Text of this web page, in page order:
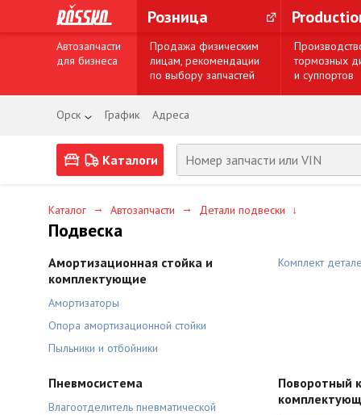
Розница
Автозапчасти
для бизнеса
Продажа физическим
лицам, рекомендации
по выбору запчастей
тормозных
и суппортов
Орск График Адреса
Каталоги
Каталог → Автозапчасти → Детали подвески ↓
Подвеска
Амортизационная стойка и
комплектующие
Амортизаторы
Опора амортизационной стойки
Пыльники и отбойники
Комплект
Пневмосистема
Влагоотделитель пневматической
Поворотный